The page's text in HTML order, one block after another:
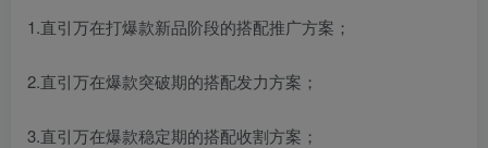
1.直引万在打爆款新品阶段的搭配推广方案；
2.直引万在爆款突破期的搭配发力方案；
3.直引万在爆款稳定期的搭配收割方案；